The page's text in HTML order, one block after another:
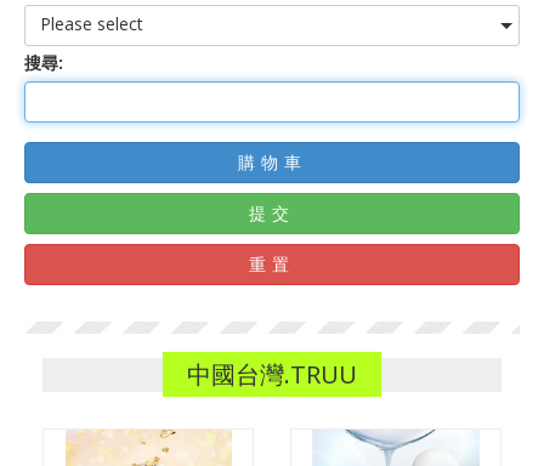
Please select
搜尋:
購物車
提交
重置
中國台灣.TRUU